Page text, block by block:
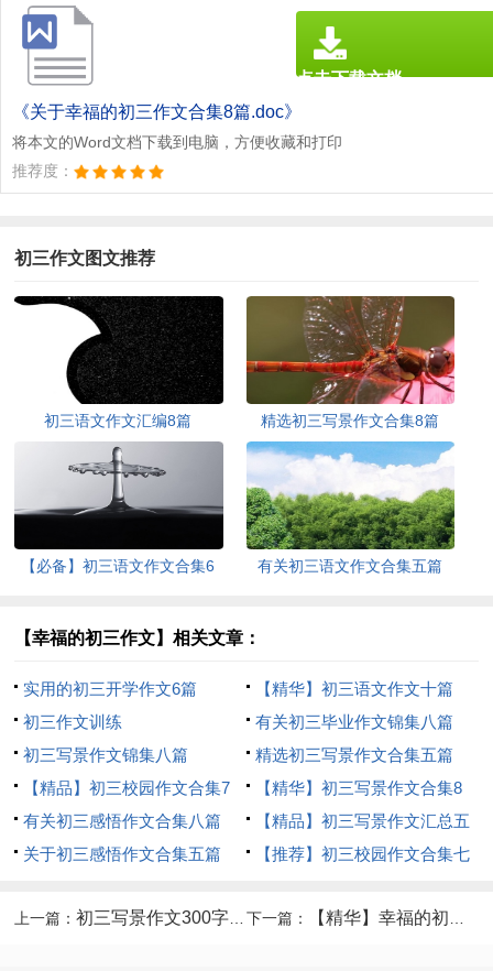
《关于幸福的初三作文合集8篇.doc》
将本文的Word文档下载到电脑，方便收藏和打印
推荐度：
点击下载文档
初三作文图文推荐
初三语文作文汇编8篇 精选初三写景作文合集8篇
【必备】初三语文作文合集6
有关初三语文作文合集五篇
【幸福的初三作文】相关文章：
实用的初三开学作文6篇
【精华】初三语文作文十篇
初三作文训练
有关初三毕业作文锦集八篇
初三写景作文锦集八篇
精选初三写景作文合集五篇
【精品】初三校园作文合集7
篇
【精华】初三写景作文合集8
篇
有关初三感悟作文合集八篇
【精品】初三写景作文汇总五
篇
关于初三感悟作文合集五篇
【推荐】初三校园作文合集七
上一篇：初三写景作文300字集锦9篇 下一篇： 【精华】幸福的初三作文合集5篇